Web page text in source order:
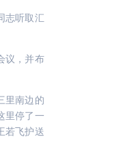
志听取汇
议，并布
里南边的
里停了一
若飞护送